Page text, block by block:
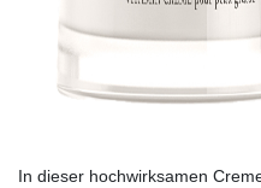
In dieser hochwirksamen